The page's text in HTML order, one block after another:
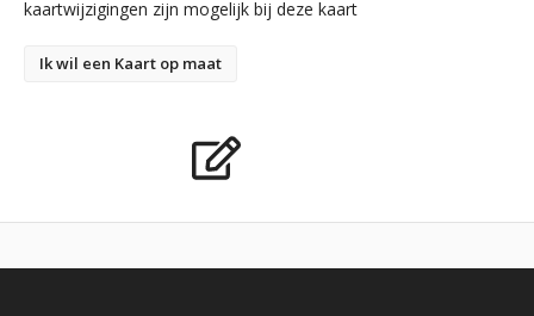
kaartwijzigingen zijn mogelijk bij deze kaart
Ik wil een Kaart op maat